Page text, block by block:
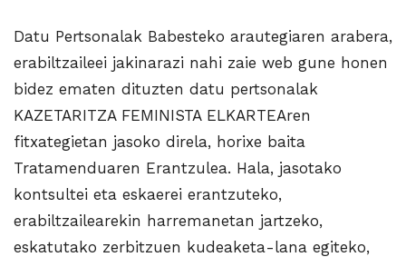
Datu Pertsonalak Babesteko arautegiaren arabera,
erabiltzaileei jakinarazi nahi zaie web gune honen
bidez ematen dituzten datu pertsonalak
KAZETARITZA FEMINISTA ELKARTEAren
fitxategietan jasoko direla, horixe baita
Tratamenduaren Erantzulea. Hala, jasotako
kontsultei eta eskaerei erantzuteko,
erabiltzailearekin harremanetan jartzeko,
eskatutako zerbitzuen kudeaketa-lana egiteko,